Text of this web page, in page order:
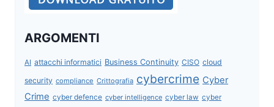
ARGOMENTI
AI attacchi informatici Business Continuity CISO cloud
security compliance Crittografia cybercrime Cyber
Crime cyber defence cyber intelligence cyber law cyber